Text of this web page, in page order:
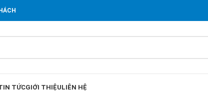
TỨCGIỚI THIỆULIÊN HỆ